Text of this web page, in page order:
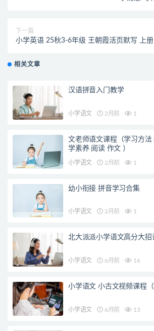
下一篇
小学英语 25秋3-6年级 王朝霞活页默写 上册
相关文章
汉语拼音入门教学
小学语文 2月前 1
文老师语文课程（学习方
学素养 阅读 作文 ）
小学语文 2月前 1
幼小衔接 拼音学习合集
小学语文 2月前 1
北大派派小学语文高分大招
小学语文 6月前 16
小学语文 小古文视频课程（
小学语文 6月前 13